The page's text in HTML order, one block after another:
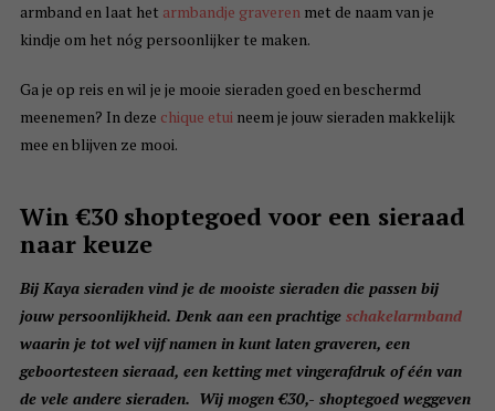
armband en laat het armbandje graverenmet de naam van je
kindje om het nóg persoonlijker te maken.
Ga je op reis en wil je je mooie sieraden goed en beschermd
meenemen? In deze chique etuineem je jouw sieraden makkelijk
mee en blijven ze mooi.
Win €30 shoptegoed voor een sieraad
naar keuze
Bij Kaya sieraden vind je de mooiste sieraden die passen bij
jouw persoonlijkheid. Denk aan een prachtige schakelarmband
waarin je tot wel vijf namen in kunt laten graveren, een
geboortesteen sieraad, een ketting met vingerafdruk of één van
de vele andere sieraden. Wij mogen €30,- shoptegoed weggeven